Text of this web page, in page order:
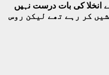
انخلا کی بات درست نہیں
قائل کرنے کی کوششیں کر رہے تھے لیکن روس